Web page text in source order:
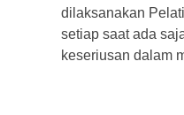
dilaksanakan
setiap saat ada
keseriusan dalam